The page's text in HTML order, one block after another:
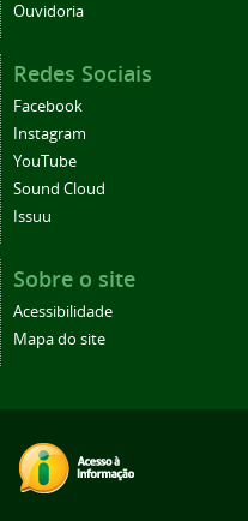
Ouvidoria
Redes Sociais
Facebook
Instagram
YouTube
Sound Cloud
Issuu
Sobre o site
Acessibilidade
Mapa do site